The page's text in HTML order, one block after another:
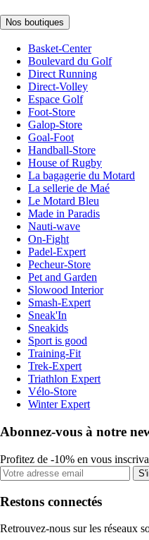
Nos boutiques
Basket-Center
Boulevard du Golf
Direct Running
Direct-Volley
Espace Golf
Foot-Store
Galop-Store
Goal-Foot
Handball-Store
House of Rugby
La bagagerie du Motard
La sellerie de Maé
Le Motard Bleu
Made in Paradis
Nauti-wave
On-Fight
Padel-Expert
Pecheur-Store
Pet and Garden
Slowood Interior
Smash-Expert
Sneak'In
Sneakids
Sport is good
Training-Fit
Trek-Expert
Triathlon Expert
Vélo-Store
Winter Expert
Abonnez-vous à notre
Profitez de -10% en vous
Restons connectés
Retrouvez-nous sur les réseaux